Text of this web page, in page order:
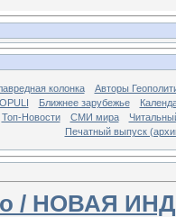
колонка
Авторы
Ближнее зарубежье
Топ-Новости СМИ мира
Печатный выпуск
/ НОВАЯ